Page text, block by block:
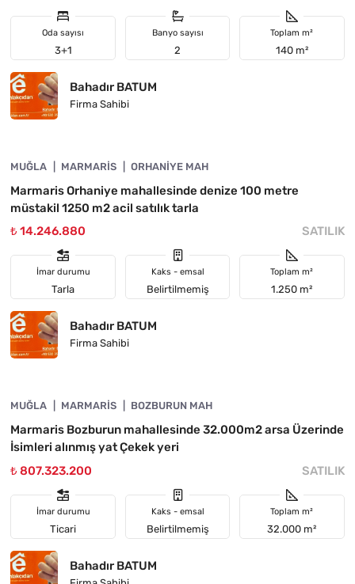
Oda sayısı
3+1
Banyo sayısı
2
Toplam m²
140 m²
Bahadır BATUM
Firma Sahibi
ACIL
MUĞLA MARMARIS ORHANIYE MAH
Marmaris Orhaniye mahallesinde denize 100 metre
müstakil 1250 m2 acil satılık tarla
₺ 14.246.880
SATILIK
İmar durumu
Tarla
Kaks - emsal
Belirtilmemiş
Toplam m²
1.250 m²
Bahadır BATUM
Firma Sahibi
YATIRIMA UYGUN
MUĞLA MARMARIS BOZBURUN MAH
Marmaris Bozburun mahallesinde 32.000m2 arsa Üzerinde
İsimleri alınmış yat Çekek yeri
₺ 807.323.200
SATILIK
İmar durumu
Ticari
Kaks - emsal
Belirtilmemiş
Toplam m²
32.000 m²
Bahadır BATUM